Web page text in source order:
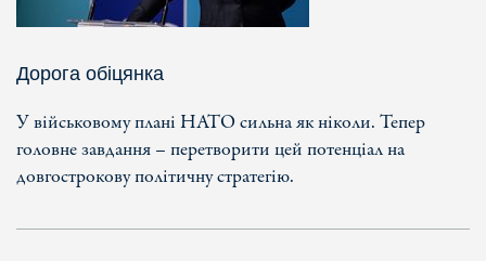
Дорога обіцянка
У військовому плані НАТО сильна як ніколи. Тепер
головне завдання – перетворити цей потенціал на
довгострокову політичну стратегію.